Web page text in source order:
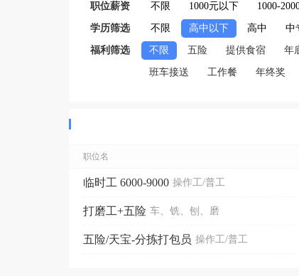
职位薪资 不限 1000元以下 1000-
学历筛选 不限 高中以下 高中 中
福利筛选 不限 五险 提供食宿 年
班车接送 工作餐 年终奖
职位名
临时工 6000-9000 操作工/普工
打磨工+五险 车、铣、刨、磨
五险/天宝-分拣打包员 操作工/普工